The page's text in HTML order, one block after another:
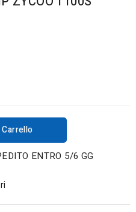
ENTRO 5/6 GG